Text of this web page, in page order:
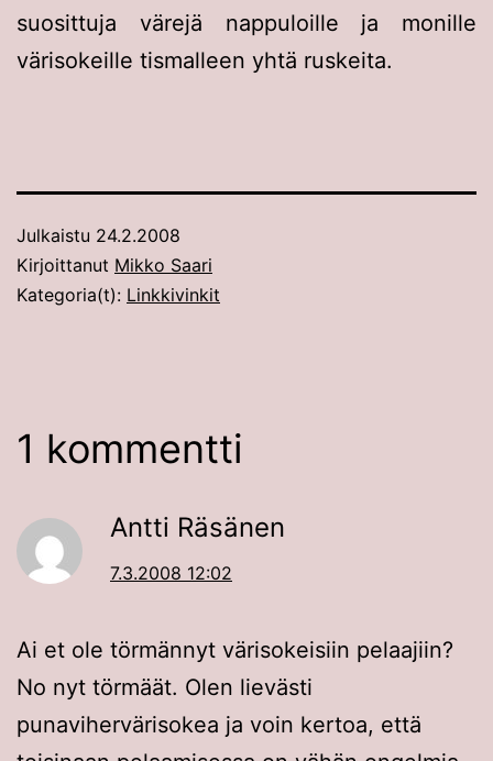
suosittuja värejä nappuloille ja monille
värisokeille tismalleen yhtä ruskeita.
Julkaistu 24.2.2008
Kirjoittanut Mikko Saari
Kategoria(t): Linkkivinkit
1 kommentti
Antti Räsänen
7.3.2008 12:02
Ai et ole törmännyt värisokeisiin pelaajiin?
No nyt törmäät. Olen lievästi
punavihervärisokea ja voin kertoa, että